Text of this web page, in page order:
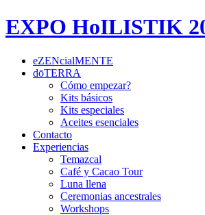
EXPO HoILISTIK
eZENcialMENTE
dōTERRA
Cómo empezar?
Kits básicos
Kits especiales
Aceites esenciales
Contacto
Experiencias
Temazcal
Café y Cacao Tour
Luna llena
Ceremonias ancestrales
Workshops